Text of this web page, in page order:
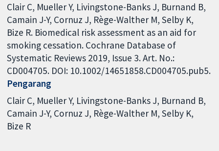
Clair C, Mueller Y, Livingstone-Banks J, Burnand B,
Camain J-Y, Cornuz J, Rège-Walther M, Selby K,
Bize R. Biomedical risk assessment as an aid for
smoking cessation. Cochrane Database of
Systematic Reviews 2019, Issue 3. Art. No.:
CD004705. DOI: 10.1002/14651858.CD004705.pub5.
Pengarang
Clair C Mueller Y Livingstone-Banks J Burnand B
Camain J-Y Cornuz J Rège-Walther M Selby K
Bize R